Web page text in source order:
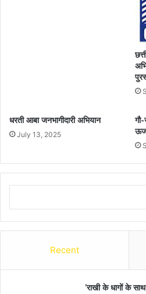
धरती आबा जनभागीदारी अभियान
July 13, 2025
Recent
’राखी के धागों के